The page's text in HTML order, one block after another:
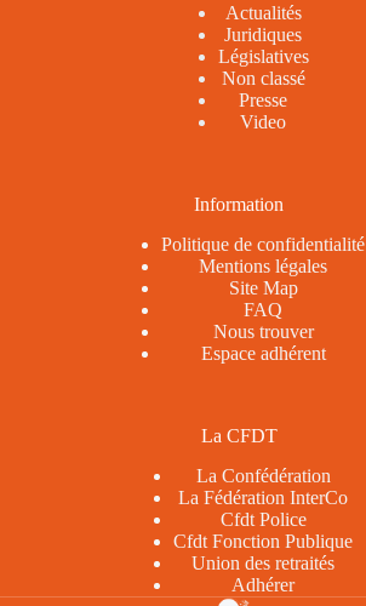
Actualités
Juridiques
Législatives
Non classé
Presse
Video
Information
Politique de confidentialité
Mentions légales
Site Map
FAQ
Nous trouver
Espace adhérent
La CFDT
La Confédération
La Fédération InterCo
Cfdt Police
Cfdt Fonction Publique
Union des retraités
Adhérer